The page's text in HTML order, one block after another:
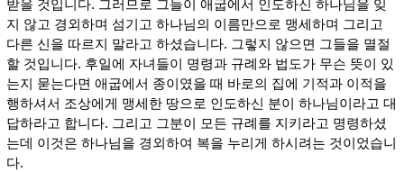
지 않고 경외하며 섬기고 하나님의 이름만으로 맹세하며 그리고
다른 신을 따르지 말라고 하셨습니다. 그렇지 않으면 그들을 멸절
할 것입니다. 후일에 자녀들이 명령과 규례와 법도가 무슨 뜻이 있
는지 묻는다면 애굽에서 종이였을 때 바로의 집에 기적과 이적을
행하셔서 조상에게 맹세한 땅으로 인도하신 분이 하나님이라고 대
답하라고 합니다. 그리고 그분이 모든 규례를 지키라고 명령하셨
는데 이것은 하나님을 경외하여 복을 누리게 하시려는 것이었습니
다.